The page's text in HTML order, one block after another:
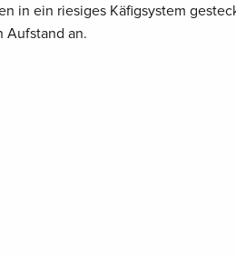
in ein riesiges Käfigsystem
Aufstand an.